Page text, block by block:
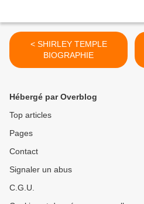
< SHIRLEY TEMPLE
BIOGRAPHIE
Hébergé par Overblog
Top articles
Pages
Contact
Signaler un abus
C.G.U.